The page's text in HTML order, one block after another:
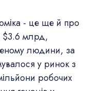
- це ще й про
$3.6 млрд,
людини, за
у ринок з
робочих